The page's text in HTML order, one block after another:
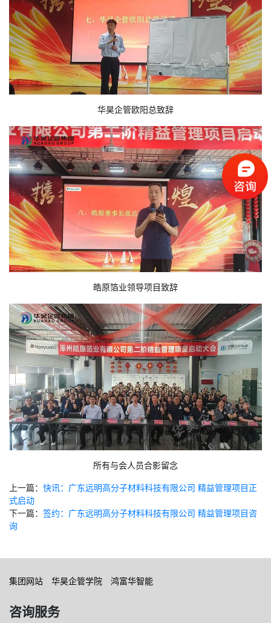
华昊企管欧阳总致辞
皓原箔业领导项目致辞
所有与会人员合影留念
上一篇： 快讯：广东远明高分子材料科技有限公司 精益管理项目正
式启动
下一篇： 签约：广东远明高分子材料科技有限公司 精益管理项目咨
询
集团网站 华昊企管学院 鸿富华智能
咨询服务